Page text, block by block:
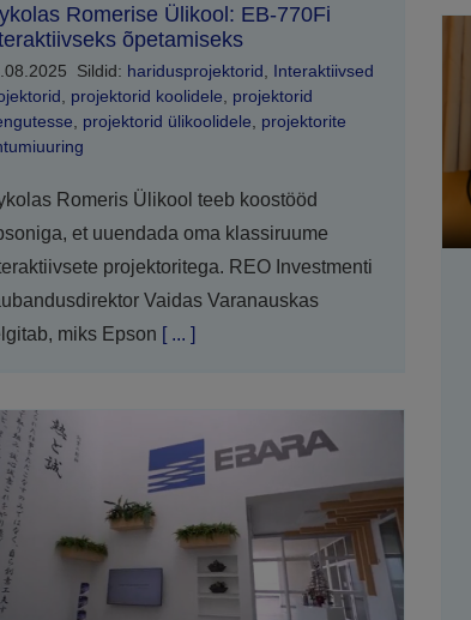
Romerise Ülikool: EB-770Fi
õpetamiseks
Sildid: haridusprojektorid
Interaktiivsed
projektorid koolidele
projektorid
projektorid ülikoolidele
projektorite
Romeris Ülikool teeb koostööd
et uuendada oma klassiruume
projektoritega. REO Investmenti
Vaidas Varanauskas
miks Epson [ ... ]